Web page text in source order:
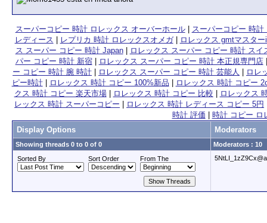
スーパーコピー 時計 ロレックス オーバーホール| スーパーコピー 時
レディース
レプリカ 時計 ロレックスオメガ|
ロレックス gmtマスタ
ス スーパー コピー 時計 Japan|
ロレックス スーパー コピー 時計 スイ
パー コピー 時計 新宿| ロレックス スーパー コピー 時計 本正規専門店
ー コピー 時計 腕 時計
ロレックス スーパー コピー 時計 芸能人
ロレ
ピー時計| ロレックス 時計 コピー 100%新品
ロレックス 時計 コピー
クス 時計 コピー 楽天市場| ロレックス 時計 コピー 比較
ロレックス
レックス 時計 スーパーコピー
ロレックス 時計 レディース コピー 5円
時計 評価
時計 コピー ロ
Display Options
Moderators
Showing threads 0 to 0 of 0
Moderators : 10
Sorted By
Sort Order From The